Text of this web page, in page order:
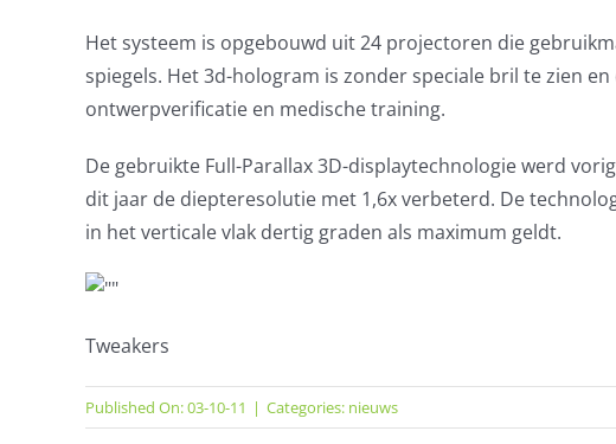
Het systeem is opgebouwd uit 24 projectoren die
spiegels. Het 3d-hologram is zonder speciale bril te zien
ontwerpverificatie en medische training.
De gebruikte Full-Parallax 3D-displaytechnologie werd
dit jaar de diepteresolutie met 1,6x verbeterd. De
in het verticale vlak dertig graden als maximum geldt.
Tweakers
Published On: 03-10-11 | Categories: nieuws